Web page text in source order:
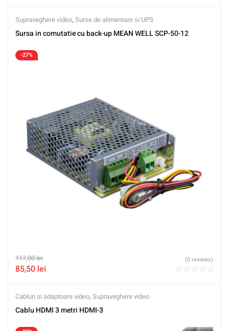
Supraveghere video, Surse de alimentare si UPS
Sursa in comutatie cu back-up MEAN WELL SCP-50-12
-27%
117,00lei
85,50 lei
(0 reviews)
Cabluri si adaptoare video, Supraveghere video
Cablu HDMI 3 metri HDMI-3